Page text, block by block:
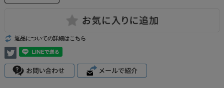
返品についての詳細はこちら